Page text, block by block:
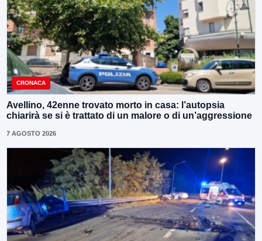
CRONACA
Avellino, 42enne trovato morto in casa: l’autopsia
chiarirà se si è trattato di un malore o di un’aggressione
7 AGOSTO 2026